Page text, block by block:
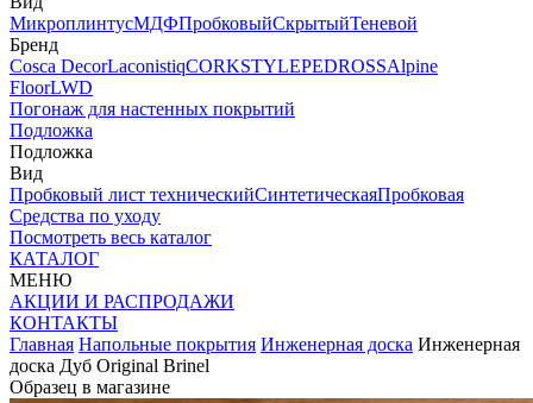
МикроплинтусМДФПробковыйСкрытыйТеневой
Бренд
Cosca DecorLaconistiqCORKSTYLEPEDROSSAlpine
FloorLWD
Погонаж для настенных покрытий
Подложка
Подложка
Вид
Пробковый лист техническийСинтетическаяПробковая
Средства по уходу
Посмотреть весь каталог
КАТАЛОГ
МЕНЮ
АКЦИИ И РАСПРОДАЖИ
КОНТАКТЫ
Главная Напольные покрытия Инженерная доска Инженерная
доска Дуб Original Brinel
Образец в магазине